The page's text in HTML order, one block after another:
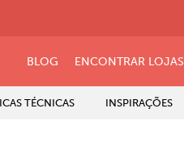
BLOG ENCONTRAR LOJAS
TÉCNICAS INSPIRAÇÕES